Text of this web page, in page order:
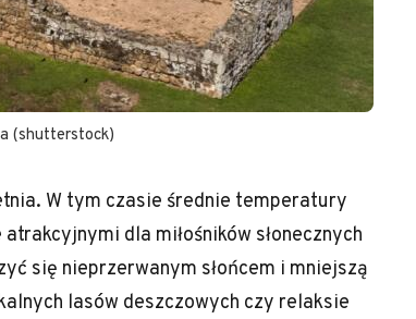
(shutterstock)
W tym czasie średnie temperatury
dla miłośników słonecznych
się nieprzerwanym słońcem i mniejszą
lasów deszczowych czy relaksie